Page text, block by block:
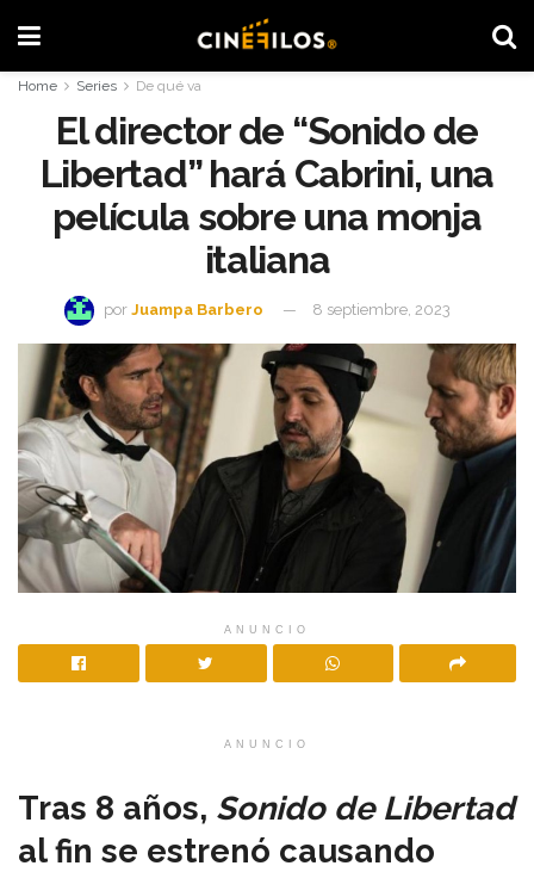
Home Series De qué va
El director de “Sonido de
Libertad” hará Cabrini, una
película sobre una monja
italiana
por Juampa Barbero 8 septiembre, 2023
ANUNCIO
ANUNCIO
Tras 8 años, Sonido de Libertad
al fin se estrenó causando